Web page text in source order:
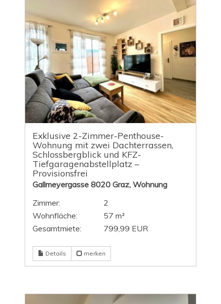
Exklusive 2-Zimmer-Penthouse-
Wohnung mit zwei Dachterrassen,
Schlossbergblick und KFZ-
Tiefgaragenabstellplatz –
Provisionsfrei
Gallmeyergasse 8020 Graz, Wohnung
Zimmer:
2
Wohnfläche:
57 m²
Gesamtmiete:
799,99 EUR
Details merken